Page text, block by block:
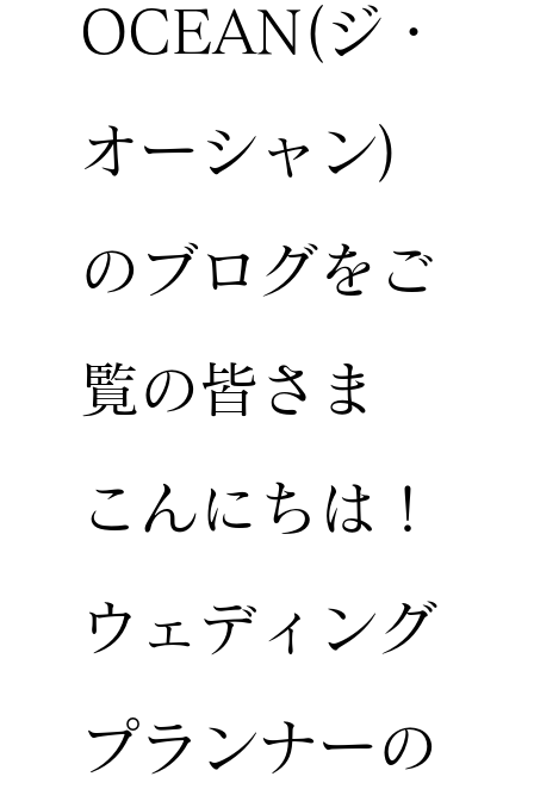
OCEAN(ジ・
オーシャン)
のブログをご
覧の皆さま
こんにちは！
ウェディング
プランナーの